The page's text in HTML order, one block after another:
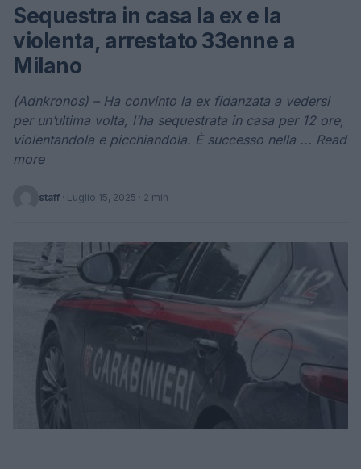
Sequestra in casa la ex e la
violenta, arrestato 33enne a
Milano
(Adnkronos) – Ha convinto la ex fidanzata a vedersi
per un’ultima volta, l’ha sequestrata in casa per 12 ore,
violentandola e picchiandola. È successo nella ... Read
more
staff · Luglio 15, 2025 · 2 min